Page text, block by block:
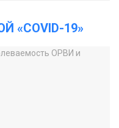
«COVID-19»